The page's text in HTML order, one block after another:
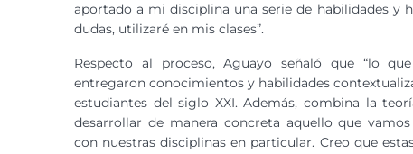
aportado a mi disciplina una serie de habilidades y
dudas, utilizaré en mis clases”.
Respecto al proceso, Aguayo señaló que “lo
entregaron conocimientos y habilidades
estudiantes del siglo XXI. Además, combina la
desarrollar de manera concreta aquello que
con nuestras disciplinas en particular. Creo que